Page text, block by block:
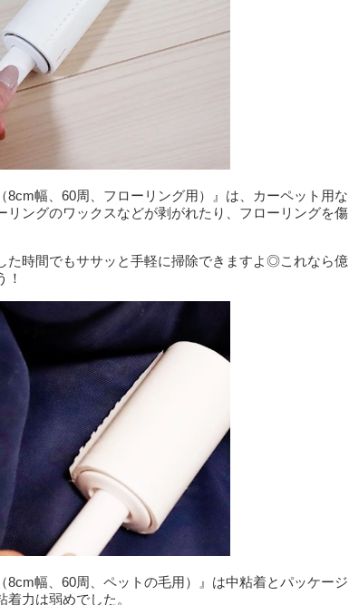
8cm幅、60周、フローリング用）』は、カーペット用な
リングのワックスなどが剥がれたり、フローリングを傷
た時間でもササッと手軽に掃除できますよ◎これなら億
！
8cm幅、60周、ペットの毛用）』は中粘着とパッケージ
力は弱めでした。